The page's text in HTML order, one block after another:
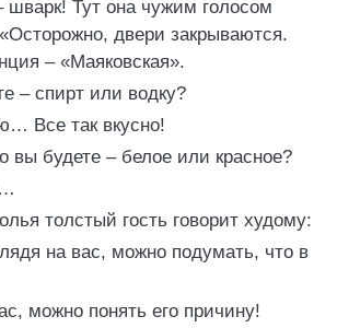
шварк! Тут она чужим голосом
двери закрываются.
– «Маяковская».
– спирт или водку?
Все так вкусно!
вы будете – белое или красное?
толстый гость говорит худому:
на вас, можно подумать, что в
можно понять его причину!